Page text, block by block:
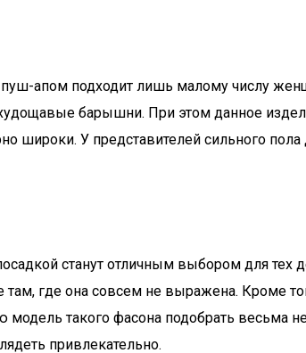
апом подходит лишь малому числу
барышни. При этом данное
широки. У представителей сильного
станут отличным выбором для тех
где она совсем не выражена. Кроме
такого фасона подобрать весьма
привлекательно.